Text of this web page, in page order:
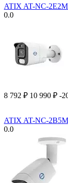
ATIX AT-NC-
0.0
8 792 ₽ 10 990 ₽ -
ATIX AT-NC-
0.0